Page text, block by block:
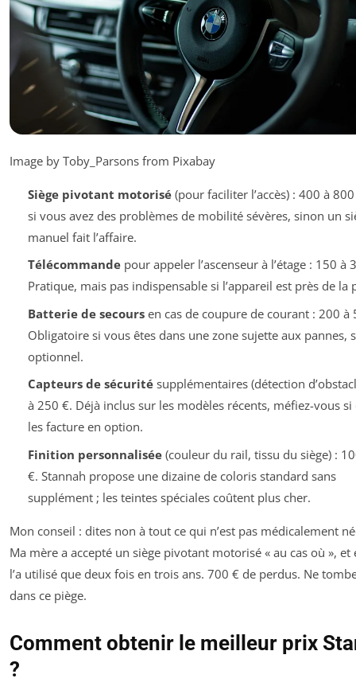
Image by Toby_Parsons from Pixabay
Siège pivotant motorisé(pour faciliter l’accès) : 400 à
si vous avez des problèmes de mobilité sévères, sinon un
manuel fait l’affaire.
Télécommandepour appeler l’ascenseur à l’étage : 150 à
Pratique, mais pas indispensable si l’appareil est près de la
Batterie de secoursen cas de coupure de courant : 200 à
Obligatoire si vous êtes dans une zone sujette aux pannes,
optionnel.
Capteurs de sécuritésupplémentaires (détection
à 250 €. Déjà inclus sur les modèles récents, méfiez-vous si
les facture en option.
Finition personnalisée(couleur du rail, tissu du siège) :
€. Stannah propose une dizaine de coloris standard sans
supplément ; les teintes spéciales coûtent plus cher.
Mon conseil : dites non à tout ce qui n’est pas médicalement
Ma mère a accepté un siège pivotant motorisé « au cas où », et
l’a utilisé que deux fois en trois ans. 700 € de perdus. Ne
dans ce piège.
Comment obtenir le meilleur prix
?